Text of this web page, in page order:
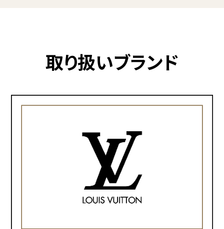
取り扱いブランド